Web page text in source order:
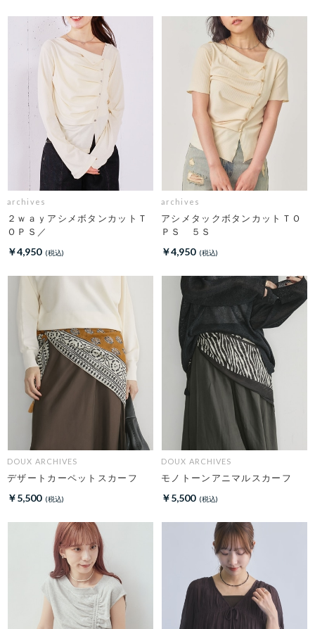
archives
２ｗａｙアシメボタンカットＴ
ＯＰＳ／
￥4,950
archives
アシメタックボタンカットＴＯ
ＰＳ ５Ｓ
￥4,950
DOUX ARCHIVES
デザートカーペットスカーフ
￥5,500
DOUX ARCHIVES
モノトーンアニマルスカーフ
￥5,500